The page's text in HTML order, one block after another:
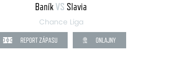
BaníkVS Slavia
Chance Liga
REPORT ZÁPASU ONLAJNY